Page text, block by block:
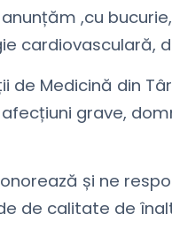
,cu
cardiovasculară,
de Medicină din
grave,
și ne
de calitate de